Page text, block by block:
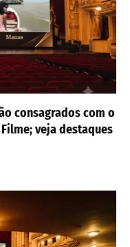
consagrados com o
veja destaques